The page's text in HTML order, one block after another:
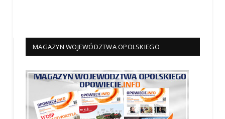
MAGAZYN WOJEWÓDZTWA OPOLSKIEGO